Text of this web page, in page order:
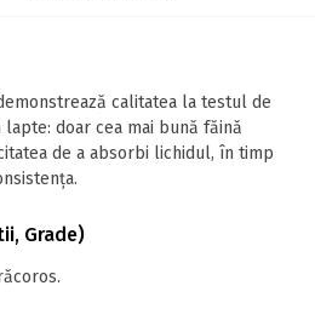
calitatea la testul de
doar cea mai bună făină
de a absorbi lichidul, în timp
Grade)